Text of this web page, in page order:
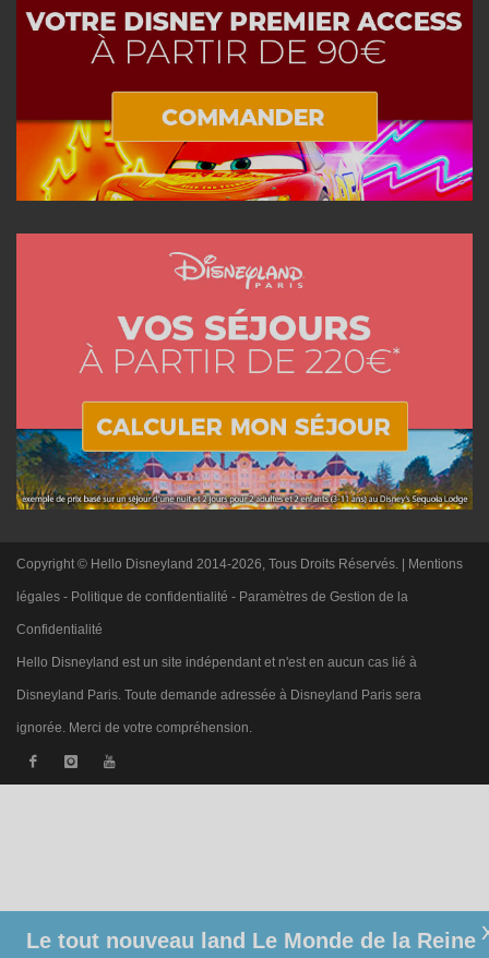
Copyright © Hello Disneyland 2014-2026, Tous Droits Réservés. | Mentions
légales - Politique de confidentialité - Paramètres de Gestion de la
Confidentialité
Hello Disneyland est un site indépendant et n'est en aucun cas lié à
Disneyland Paris. Toute demande adressée à Disneyland Paris sera
ignorée. Merci de votre compréhension.
Le tout nouveau land Le Monde de la Reine